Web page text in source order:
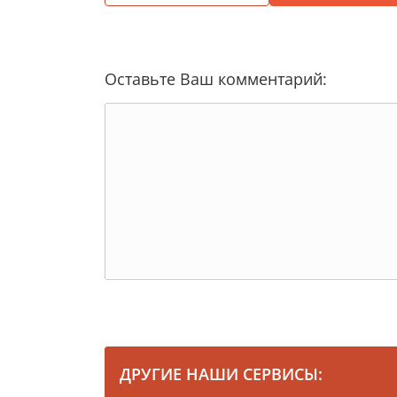
Оставьте Ваш комментарий:
ДРУГИЕ НАШИ СЕРВИСЫ: